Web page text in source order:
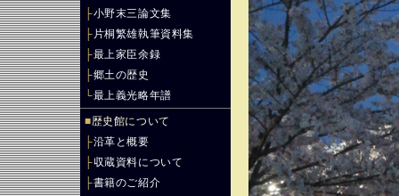
├小野末三論文集
├ 片桐繁雄執筆資料集
├最上家臣余録
├郷土の歴史
└最上義光略年譜
■歴史館について
├沿革と概要
├収蔵資料について
├書籍のご紹介